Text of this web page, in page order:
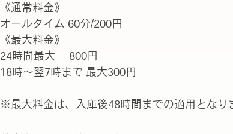
《通常料金》
オールタイム 60分/200円
《最大料金》
24時間最大 800円
18時～翌7時まで 最大300円
※最大料金は、入庫後48時間までの適用となり